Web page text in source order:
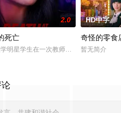
2.0
死亡
明星学生在一次教师派对上死亡后，
HD中字
奇怪的零食
暂无简介